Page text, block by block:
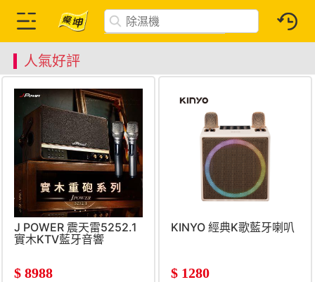
人氣好評
J POWER 震天雷5252.1
實木KTV藍牙音響
$ 8988
KINYO 經典K歌藍牙喇叭
$ 1280